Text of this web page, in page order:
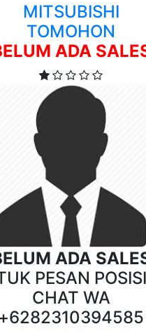
MITSUBISHI
TOMOHON
ADA
ADA
PESAN
CHAT WA
+6282310394585